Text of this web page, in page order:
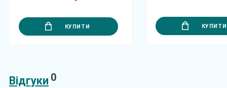
КУПИТИ КУПИТИ
Відгуки 0